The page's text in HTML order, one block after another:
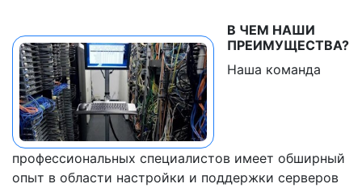
В ЧЕМ НАШИ
ПРЕИМУЩЕСТВА?
Наша команда
профессиональных специалистов имеет обширный
опыт в области настройки и поддержки серверов